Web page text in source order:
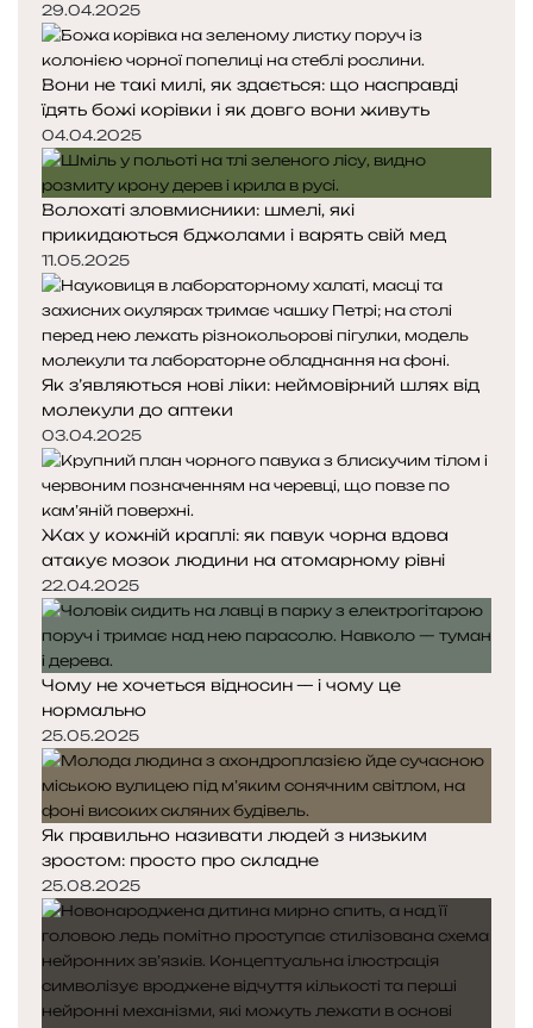
х
і
к
и
о
р
і
н
к
а
о
р
і
н
к
а
29.04.2025
Вони не такі милі, як здається: що насправді
їдять божі корівки і як довго вони живуть
04.04.2025
Волохаті зловмисники: шмелі, які
прикидаються бджолами і варять свій мед
11.05.2025
Як з’являються нові ліки: неймовірний шлях від
молекули до аптеки
03.04.2025
Жах у кожній краплі: як павук чорна вдова
атакує мозок людини на атомарному рівні
22.04.2025
Чому не хочеться відносин — і чому це
нормально
25.05.2025
Як правильно називати людей з низьким
зростом: просто про складне
25.08.2025